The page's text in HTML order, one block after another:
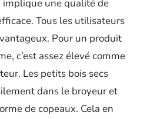
implique une qualité de
Tous les utilisateurs
Pour un produit
c’est assez élevé comme
Les petits bois secs
dans le broyeur et
de copeaux. Cela en